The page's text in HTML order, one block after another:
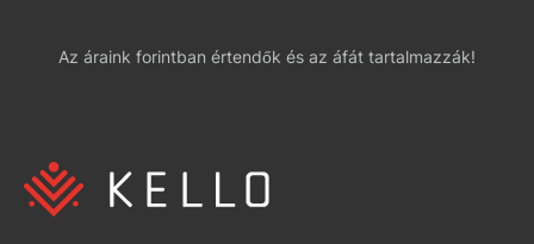
Az áraink forintban értendők és az áfát tartalmazzák!